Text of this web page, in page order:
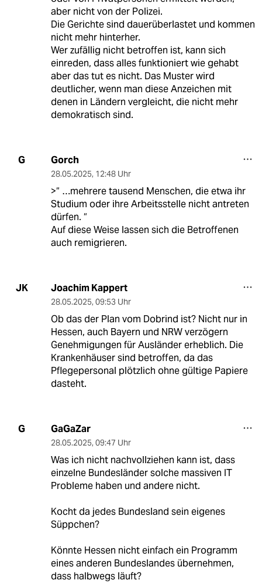
aber nicht von der Polizei.
Die Gerichte sind dauerüberlastet und kommen
nicht mehr hinterher.
Wer zufällig nicht betroffen ist, kann sich
einreden, dass alles funktioniert wie gehabt
aber das tut es nicht. Das Muster wird
deutlicher, wenn man diese Anzeichen mit
denen in Ländern vergleicht, die nicht mehr
demokratisch sind.
G Gorch
28.05.2025, 12:48 Uhr
>“ …mehrere tausend Menschen, die etwa ihr
Studium oder ihre Arbeitsstelle nicht antreten
dürfen. “
Auf diese Weise lassen sich die Betroffenen
auch remigrieren.
JK Joachim Kappert
28.05.2025, 09:53 Uhr
Ob das der Plan vom Dobrind ist? Nicht nur in
Hessen, auch Bayern und NRW verzögern
Genehmigungen für Ausländer erheblich. Die
Krankenhäuser sind betroffen, da das
Pflegepersonal plötzlich ohne gültige Papiere
dasteht.
G GaGaZar
28.05.2025, 09:47 Uhr
Was ich nicht nachvollziehen kann ist, dass
einzelne Bundesländer solche massiven IT
Probleme haben und andere nicht.
Kocht da jedes Bundesland sein eigenes
Süppchen?
Könnte Hessen nicht einfach ein Programm
eines anderen Bundeslandes übernehmen,
dass halbwegs läuft?